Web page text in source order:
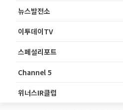
뉴스발전소
이투데이TV
스페셜리포트
Channel 5
위너스IR클럽